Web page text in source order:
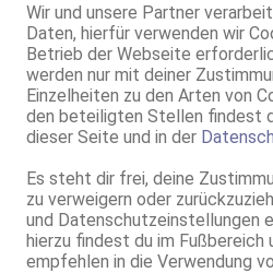
Wir und unsere Partner
Daten, hierfür verwenden wir
Betrieb der Webseite
werden nur mit deiner
Einzelheiten zu den Arten von
den beteiligten Stellen findest
dieser Seite und in der
Es steht dir frei, deine
zu verweigern oder
und Datenschutzeinstellungen
hierzu findest du im Fußbereich
empfehlen in die Verwendung
43.6km
Cora
ZK, 69, GF6, DT, NSa,